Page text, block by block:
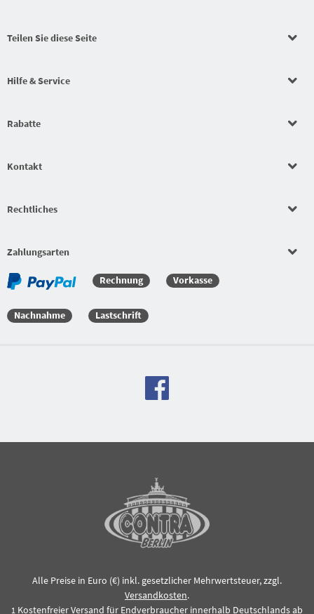
Teilen Sie diese Seite
Hilfe & Service
Rabatte
Kontakt
Rechtliches
Zahlungsarten
Rechnung Vorkasse
Nachnahme Lastschrift
Alle Preise in Euro (€) inkl. gesetzlicher Mehrwertsteuer, zzgl.
Versandkosten.
1 Kostenfreier Versand für Endverbraucher innerhalb Deutschlands ab